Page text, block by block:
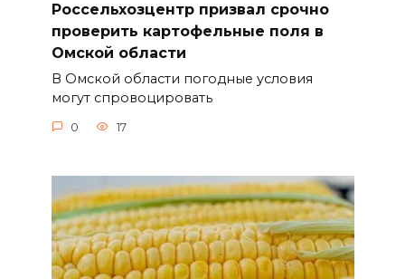
Россельхозцентр призвал срочно
проверить картофельные поля в
Омской области
В Омской области погодные условия
могут спровоцировать
0 17